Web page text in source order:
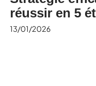
réussir en 5
13/01/2026